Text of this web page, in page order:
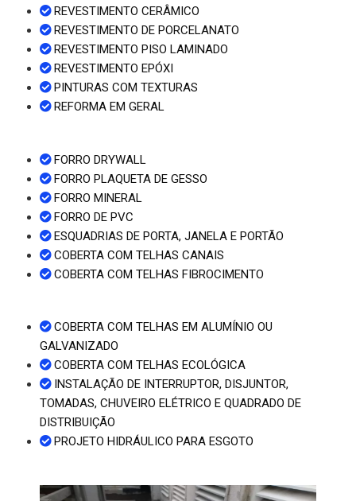
REVESTIMENTO CERÂMICO
REVESTIMENTO DE PORCELANATO
REVESTIMENTO PISO LAMINADO
REVESTIMENTO EPÓXI
PINTURAS COM TEXTURAS
REFORMA EM GERAL
FORRO DRYWALL
FORRO PLAQUETA DE GESSO
FORRO MINERAL
FORRO DE PVC
ESQUADRIAS DE PORTA, JANELA E PORTÃO
COBERTA COM TELHAS CANAIS
COBERTA COM TELHAS FIBROCIMENTO
COBERTA COM TELHAS EM ALUMÍNIO OU
GALVANIZADO
COBERTA COM TELHAS ECOLÓGICA
INSTALAÇÃO DE INTERRUPTOR, DISJUNTOR,
TOMADAS, CHUVEIRO ELÉTRICO E QUADRADO DE
DISTRIBUIÇÃO
PROJETO HIDRÁULICO PARA ESGOTO